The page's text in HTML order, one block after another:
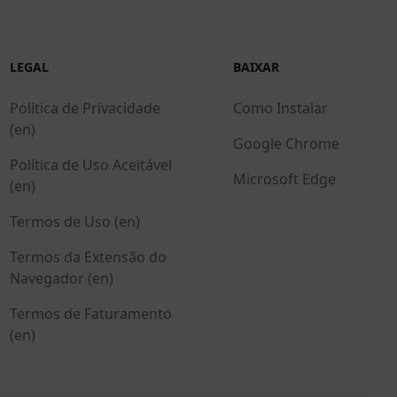
LEGAL
Política de Privacidade
(en)
Política de Uso Aceitável
(en)
Termos de Uso (en)
Termos da Extensão do
Navegador (en)
Termos de Faturamento
(en)
BAIXAR
Como Instalar
Google Chrome
Microsoft Edge